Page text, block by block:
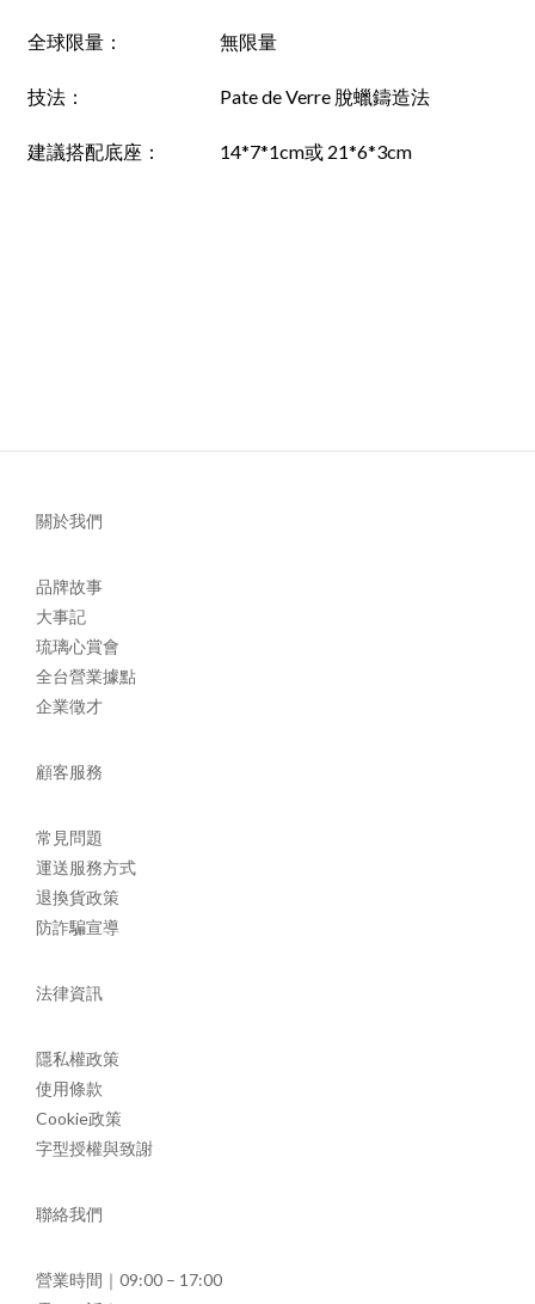
全球限量： 無限量
技法： Pate de Verre 脫蠟鑄造法
建議搭配底座： 14*7*1cm或 21*6*3cm
關於我們
品牌故事
大事記
琉璃心賞會
全台營業據點
企業徵才
顧客服務
常見問題
運送服務方式
退換貨政策
防詐騙宣導
法律資訊
隱私權政策
使用條款
Cookie政策
字型授權與致謝
聯絡我們
營業時間｜09:00 – 17:00